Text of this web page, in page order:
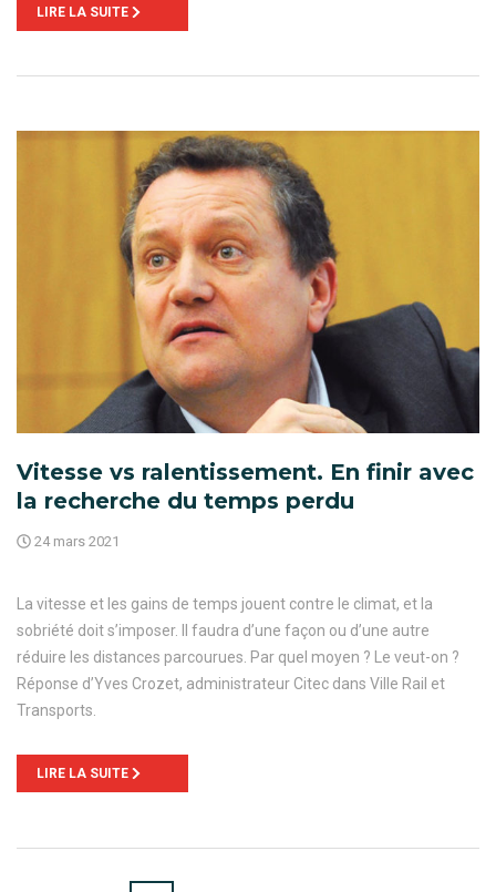
LIRE LA SUITE
Vitesse vs ralentissement. En finir avec
la recherche du temps perdu
24 mars 2021
La vitesse et les gains de temps jouent contre le climat, et la
sobriété doit s’imposer. Il faudra d’une façon ou d’une autre
réduire les distances parcourues. Par quel moyen ? Le veut-on ?
Réponse d’Yves Crozet, administrateur Citec dans Ville Rail et
Transports.
LIRE LA SUITE